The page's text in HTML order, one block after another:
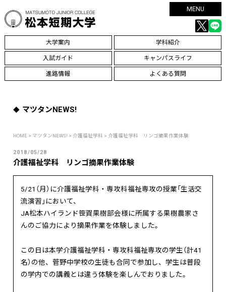
MENU
大学案内 学科紹介
入試ガイド キャンパスライフ
進路情報 よくある質問
マツタンNEWS!
HOME > マツタンNEWS! > 介護福祉学科 > 介護福祉学科 リンゴ摘果作業体験
2018/05/28
介護福祉学科 リンゴ摘果作業体験
5/21（月）に介護福祉学科・専攻科福祉専攻の授業「生活交
流演習」において、
JA松本ハイランド笹賀果樹部会様に所属する果樹農家さ
んのご協力により摘果作業を体験しました。
この日は本学介護福祉学科・専攻科福祉専攻の学生（計41
名）の他、菅野中学校の生徒も合同で参加し、学生は普段
の学内での講義とは違う体験を楽しんでおりました。